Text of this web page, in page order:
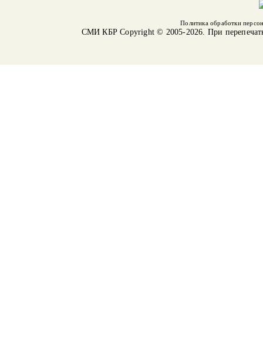
Политика обработки
СМИ КБРCopyright © 2005-2026. При